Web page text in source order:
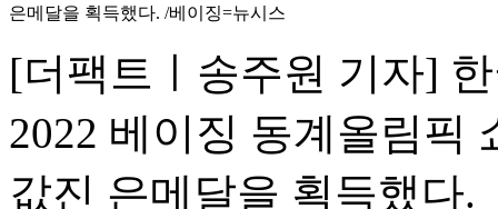
은메달을 획득했다. /베이징=뉴시스
[더팩트ㅣ송주원 기자]
2022 베이징 동계올림픽
값진 은메달을 획득했다.